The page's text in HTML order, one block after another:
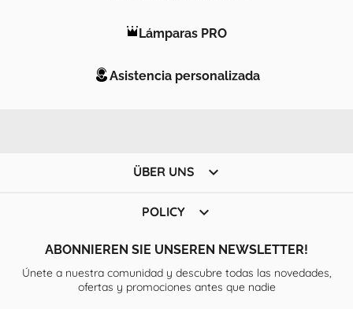
Lámparas PRO
Asistencia personalizada
ÜBER UNS 
POLICY 
ABONNIEREN SIE UNSEREN NEWSLETTER!
Únete a nuestra comunidad y descubre todas las novedades,
ofertas y promociones antes que nadie